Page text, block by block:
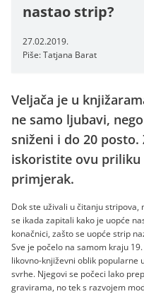
nastao strip?
27.02.2019.
Piše: Tatjana Barat
Veljača je u
ne samo ljubavi,
sniženi i do 20
iskoristite ovu
primjerak.
Dok ste uživali u čitanju
se ikada zapitali kako je uopće
konačnici, zašto se uopće strip
Sve je počelo na samom kraju
likovno-književni oblik popularne
svrhe. Njegovi se počeci lako
gravirama, no tek s razvojem